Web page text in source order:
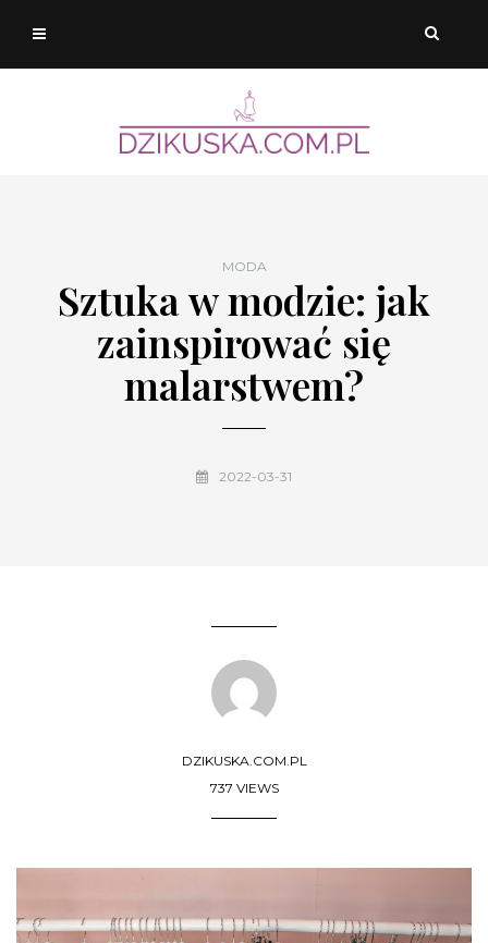
MODA
Sztuka w modzie: jak
zainspirować się
malarstwem?
2022-03-31
DZIKUSKA.COM.PL
737 VIEWS